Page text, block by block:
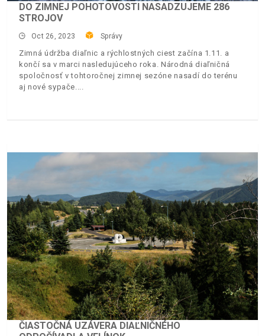
DO ZIMNEJ POHOTOVOSTI NASADZUJEME 286
STROJOV
Oct 26, 2023 Správy
Zimná údržba diaľnic a rýchlostných ciest začína 1.11. a
končí sa v marci nasledujúceho roka. Národná diaľničná
spoločnosť v tohtoročnej zimnej sezóne nasadí do terénu
aj nové sypače.
ČIASTOČNÁ UZÁVERA DIAĽNIČNÉHO